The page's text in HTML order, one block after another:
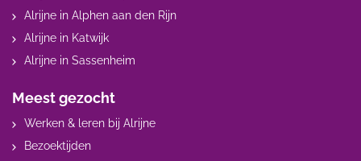
Alrijne in Alphen aan den Rijn
Alrijne in Katwijk
Alrijne in Sassenheim
Meest gezocht
Werken & leren bij Alrijne
Bezoektijden